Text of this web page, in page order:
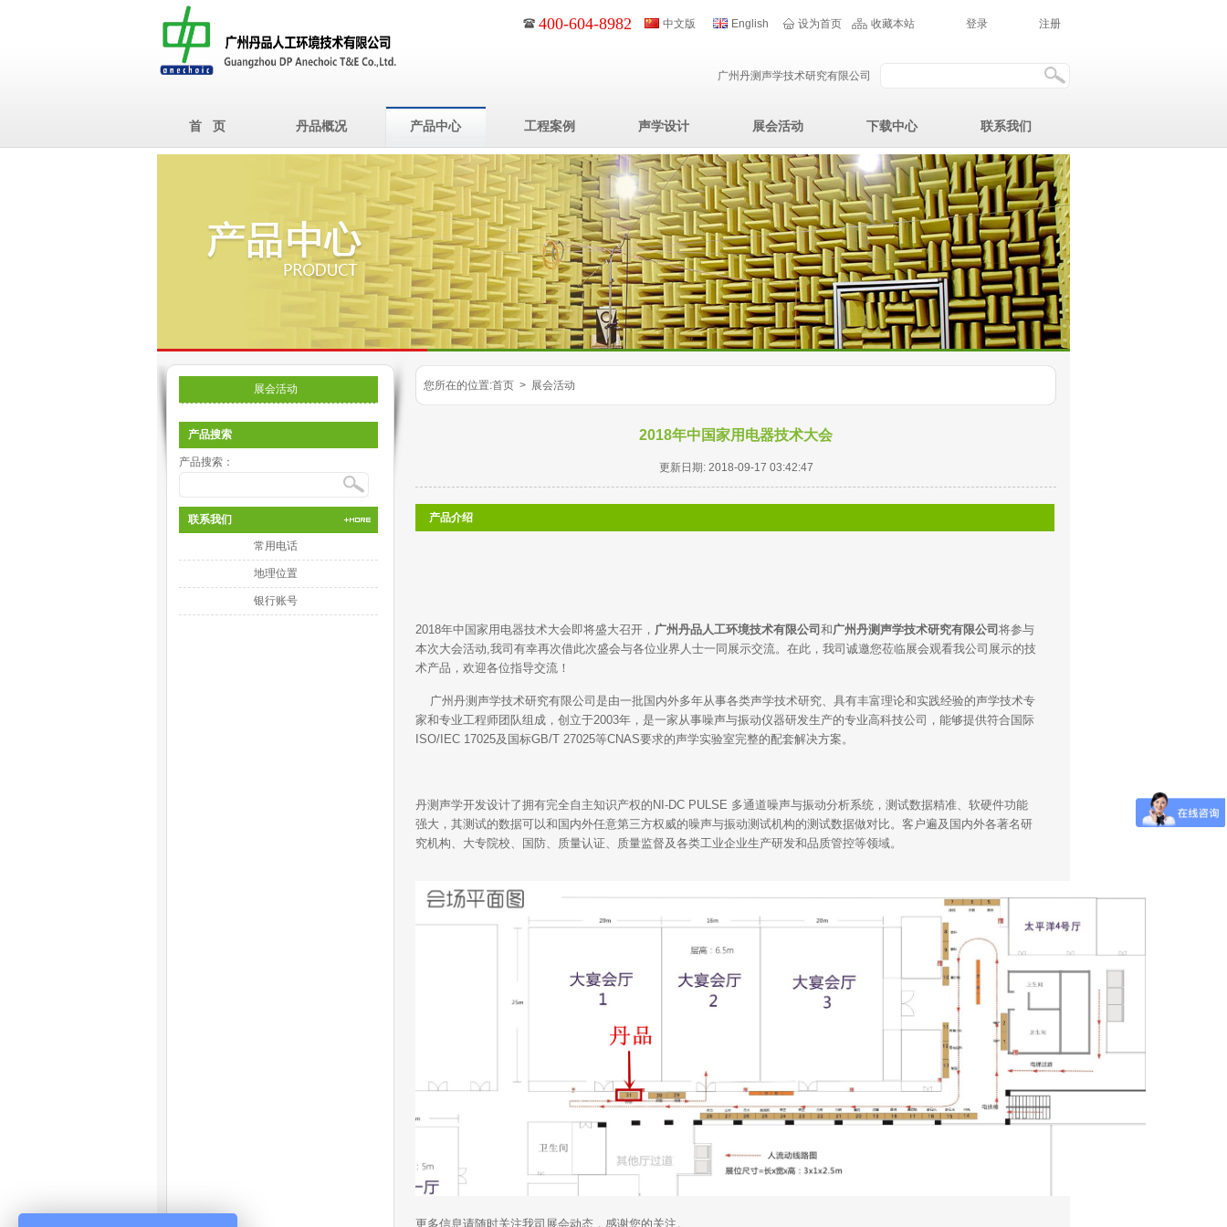
中文版 English 设为首页 收藏本站 登录 注册
400-604-8982
广州丹测声学技术研究有限公司
首 页 丹品概况 产品中心 工程案例 声学设计 展会活动 下载中心 联系我们
展会活动
产品搜索
产品搜索：
联系我们
常用电话
地理位置
银行账号
您所在的位置:首页 > 展会活动
2018年中国家用电器技术大会
更新日期: 2018-09-17 03:42:47
产品介绍
2018年中国家用电器技术大会即将盛大召开， 广州丹品人工环境技术有限公司 和广州丹测声学技术研究有限公司 将参与
本次大会活动,我司有幸再次借此次盛会与各位业界人士一同展示交流。在此，我司诚邀您莅临展会观看我公司展示的技
术产品，欢迎各位指导交流！
广州丹测声学技术研究有限公司是由一批国内外多年从事各类声学技术研究、具有丰富理论和实践经验的声学技术专
家和专业工程师团队组成，创立于2003年，是一家从事噪声与振动仪器研发生产的专业高科技公司，能够提供符合国际
ISO/IEC 17025及国标GB/T 27025等CNAS要求的声学实验室完整的配套解决方案。
丹测声学开发设计了拥有完全自主知识产权的NI-DC PULSE 多通道噪声与振动分析系统，测试数据精准、软硬件功能
强大，其测试的数据可以和国内外任意第三方权威的噪声与振动测试机构的测试数据做对比。客户遍及国内外各著名研
究机构、大专院校、国防、质量认证、质量监督及各类工业企业生产研发和品质管控等领域。
更多信息请随时关注我司展会动态，感谢您的关注。